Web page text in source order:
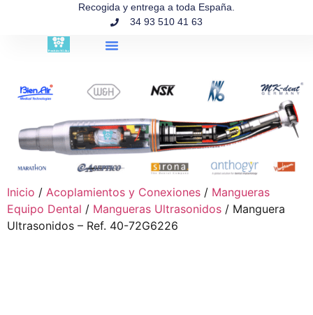
Recogida y entrega a toda España.
34 93 510 41 63
Inicio / Acoplamientos y Conexiones / Mangueras
Equipo Dental / Mangueras Ultrasonidos / Manguera
Ultrasonidos – Ref. 40-72G6226